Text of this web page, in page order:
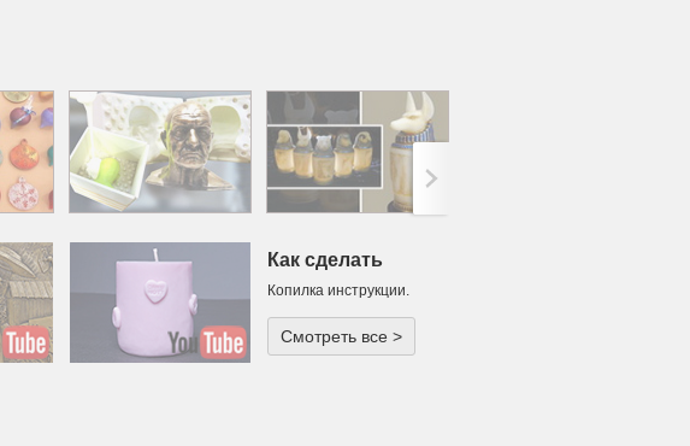
>;
Как сделать
Копилка инструкции.
Смотреть все >